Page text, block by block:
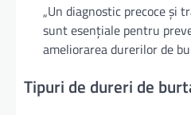
„Un diagnostic precoce și
sunt esențiale pentru
ameliorarea durerilor de
Tipuri de dureri de